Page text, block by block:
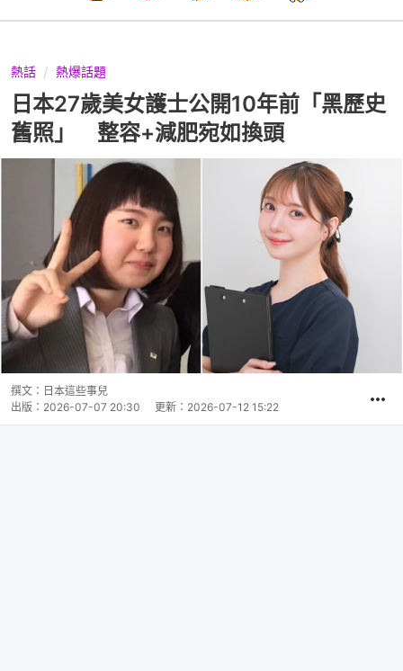
熱話 熱爆話題
日本27歲美女護士公開10年前「黑歷史
舊照」 整容+減肥宛如換頭
撰文： 日本這些事兒
出版： 2026-07-07 20:30 更新： 2026-07-12 15:22